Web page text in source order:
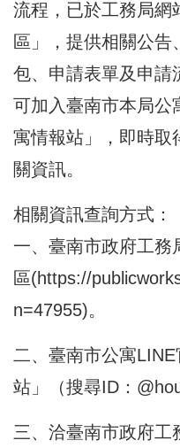
流程，已於工務局網
區」，提供相關公告
包、申請表單及申請
可加入臺南市本局公
寓情報站」，即時取
關資訊。
相關資訊查詢方式：
一、臺南市政府工務
區(https://
n=47955)。
二、臺南市公寓
站」（搜尋ID：
三、洽臺南市政府工